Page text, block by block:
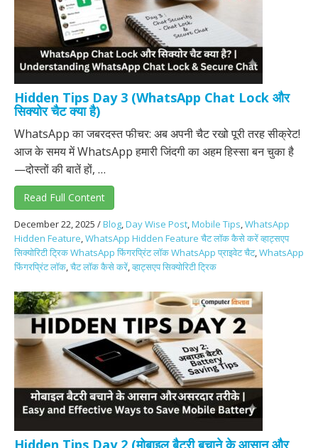
Hidden Tips Day 3 (WhatsApp Chat Lock और
सिक्योर चैट क्या है)
WhatsApp का जबरदस्त फीचर: अब अपनी चैट रखो पूरी तरह सीक्रेट!
आज के समय में WhatsApp हमारी जिंदगी का अहम हिस्सा बन चुका है
—दोस्तों की बातें हों, …
Read Full Content
December 22, 2025 /Blog,Day Wise Post,Mobile Tips,WhatsApp
Hidden Feature,WhatsApp Hidden Feature चैट लॉक कैसे करें व्हाट्सएप
सिक्योरिटी ट्रिक WhatsApp फिंगरप्रिंट लॉक WhatsApp प्राइवेट चैट,WhatsApp
फिंगरप्रिंट लॉक,चैट लॉक कैसे करें,व्हाट्सएप सिक्योरिटी ट्रिक
Hidden Tips Day 2 (मोबाइल बैटरी बचाने के आसान और